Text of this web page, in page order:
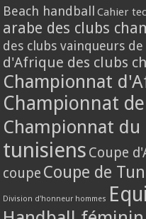
Beach handball Cahier
arabe des clubs
des clubs vainqueurs de
d'Afrique des clubs
Championnat
Championnat
Championnat du
tunisiens Coupe
coupe Coupe de
Division d'honneur hommes